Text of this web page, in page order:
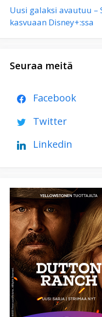
Uusi galaksi avautuu –
kasvuaan Disney+:ssa
Seuraa meitä
Facebook
Twitter
Linkedin